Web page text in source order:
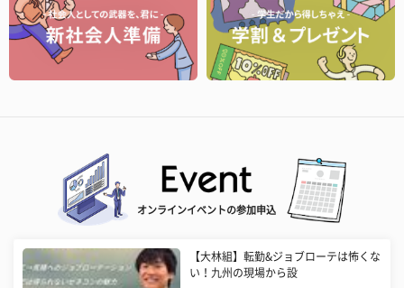
オンラインイベントの参加申込
【大林組】転勤&ジョブローテは怖くな
い！九州の現場から設